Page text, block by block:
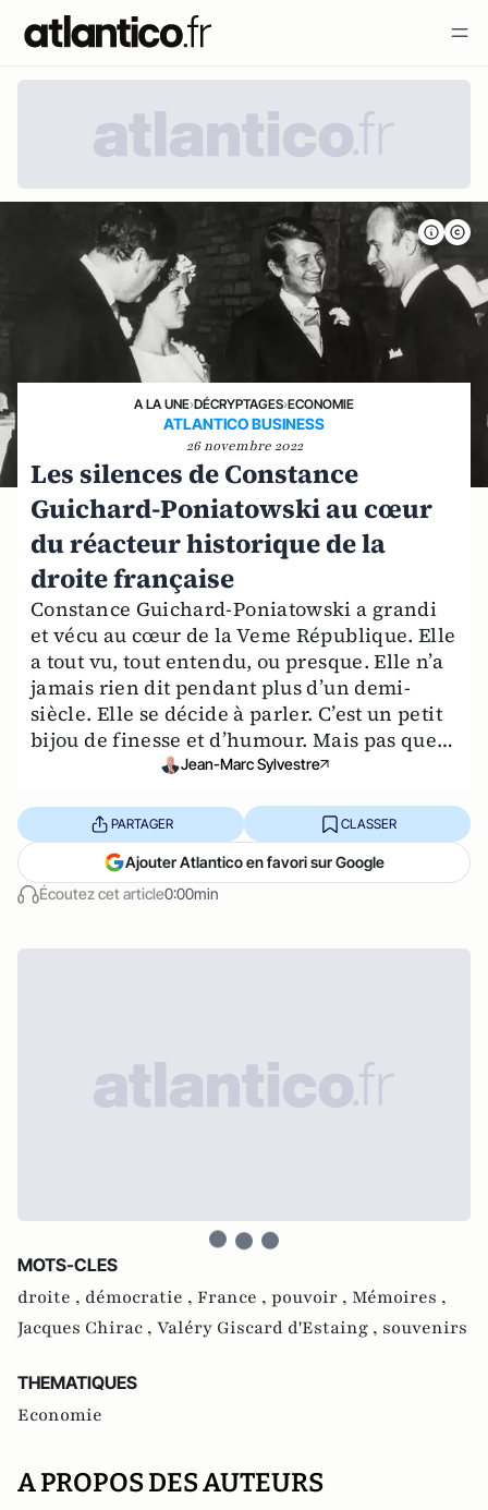
A LA UNE›DÉCRYPTAGES›ECONOMIE
ATLANTICO BUSINESS
26 novembre 2022
Les silences de Constance
Guichard-Poniatowski au cœur
du réacteur historique de la
droite française
Constance Guichard-Poniatowski a grandi
et vécu au cœur de la Veme République. Elle
a tout vu, tout entendu, ou presque. Elle n’a
jamais rien dit pendant plus d’un demi-
siècle. Elle se décide à parler. C’est un petit
bijou de finesse et d’humour. Mais pas que…
Jean-Marc Sylvestre
Écoutez cet article0:00min
PARTAGER CLASSER
Ajouter Atlantico en favori sur Google
MOTS-CLES
droite , démocratie , France , pouvoir , Mémoires ,
Jacques Chirac , Valéry Giscard d'Estaing , souvenirs
THEMATIQUES
Economie
A PROPOS DES AUTEURS